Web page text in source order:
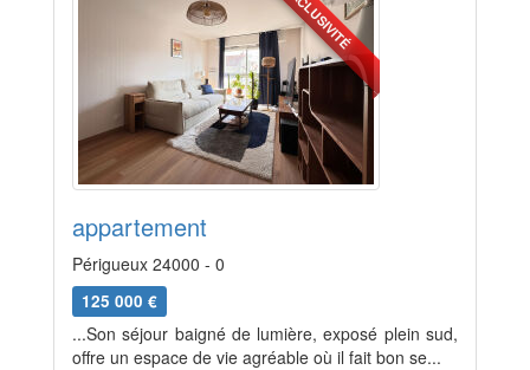
EXCLUSIVITÉ
appartement
Périgueux 24000 - 0
125 000 €
...Son séjour baigné de lumière, exposé plein sud,
offre un espace de vie agréable où il fait bon se...